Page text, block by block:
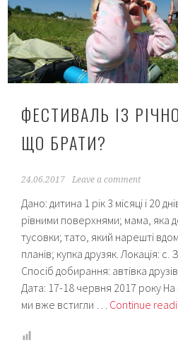
ФЕСТИВАЛЬ ІЗ
ЩО БРАТИ?
24.06.2017 Leave a comment
Дано: дитина 1 рік 3 місяці і 20
рівними поверхнями; мама, яка
тусовки; тато, який нарешті
планів; купка друзяк. Локація: с.
Спосіб добирання: автівка друзів
Дата: 17-18 червня 2017 року
ми вже встигли … Continue